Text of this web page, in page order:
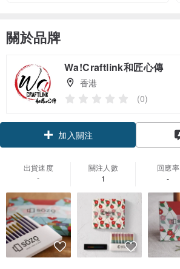
關於品牌
Wa!Craftlink和匠心傳
香港
(0)
加入關注
出貨速度
-
關注人數
1
回應率
-